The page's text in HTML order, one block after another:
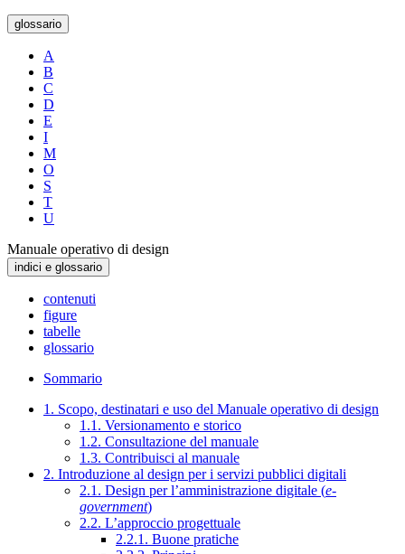
glossario
A
B
C
D
E
I
M
O
S
T
U
Manuale operativo di design
indici e glossario
contenuti
figure
tabelle
glossario
Sommario
1. Scopo, destinatari e uso del Manuale operativo di design
1.1. Versionamento e storico
1.2. Consultazione del manuale
1.3. Contribuisci al manuale
2. Introduzione al design per i servizi pubblici digitali
2.1. Design per l’amministrazione digitale (e-
government)
2.2. L’approccio progettuale
2.2.1. Buone pratiche